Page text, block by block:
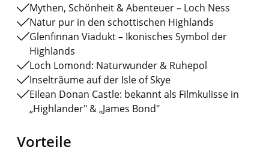
Mythen, Schönheit & Abenteuer – Loch Ness
Natur pur in den schottischen Highlands
Glenfinnan Viadukt – Ikonisches Symbol der
Highlands
Loch Lomond: Naturwunder & Ruhepol
Inselträume auf der Isle of Skye
Eilean Donan Castle: bekannt als Filmkulisse in
„Highlander" & „James Bond"
Vorteile